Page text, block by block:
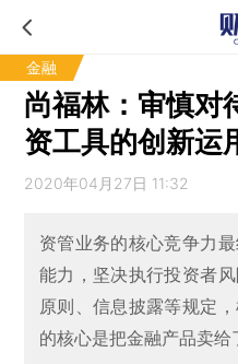
金融
尚福林：审慎对
资工具的创新运
2020年04月27日 11:32
资管业务的核心竞争力
能力，坚决执行投资者
原则、信息披露等规定
的核心是把金融产品卖给